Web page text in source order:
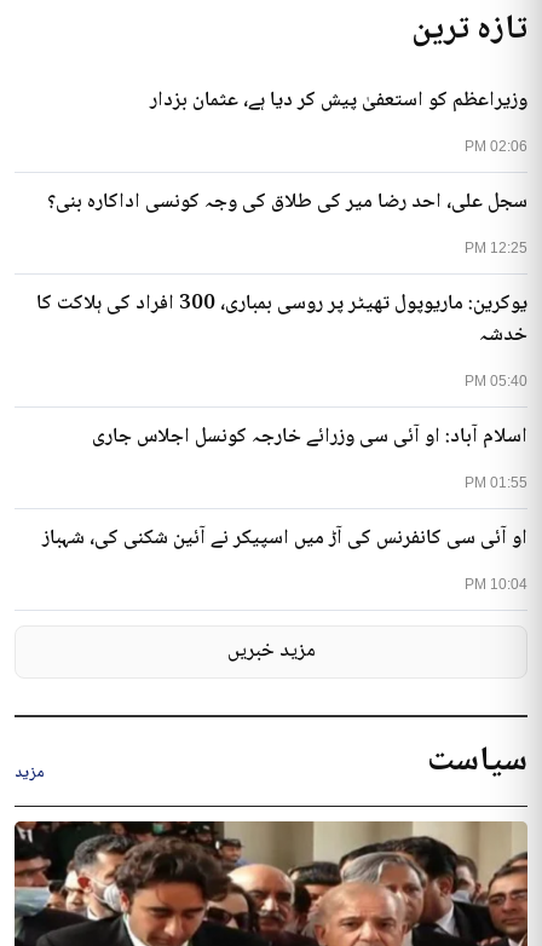
تازہ ترین
02:06 PM
وزیراعظم کو استعفیٰ پیش کر دیا ہے، عثمان بزدار
12:25 PM
سجل علی، احد رضا میر کی طلاق کی وجہ کونسی اداکارہ بنی؟
05:40 PM
یوکرین: ماریوپول تھیٹر پر روسی بمباری، 300 افراد کی ہلاکت کا
خدشہ
01:55 PM
اسلام آباد: او آئی سی وزرائے خارجہ کونسل اجلاس جاری
10:04 PM
او آئی سی کانفرنس کی آڑ میں اسپیکر نے آئین شکنی کی، شہباز
مزید خبریں
سیاست مزید